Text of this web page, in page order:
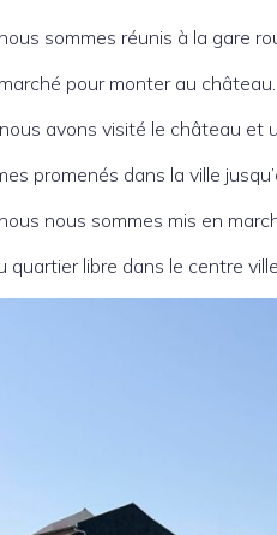
sommes réunis à la gare
pour monter au château.
avons visité le château et
promenés dans la ville
nous sommes mis en
quartier libre dans le centre